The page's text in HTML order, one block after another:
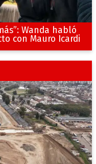
Wanda habló
con Mauro Icardi